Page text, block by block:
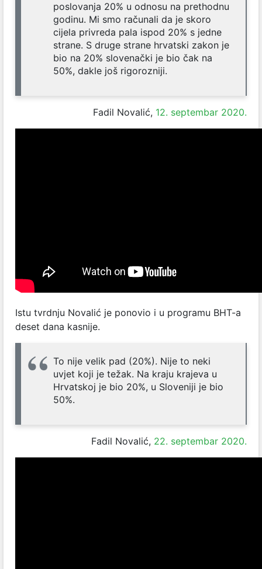
poslovanja 20% u odnosu na prethodnu
godinu. Mi smo računali da je skoro
cijela privreda pala ispod 20% s jedne
strane. S druge strane hrvatski zakon je
bio na 20% slovenački je bio čak na
50%, dakle još rigorozniji.
Fadil Novalić, 12. septembar 2020.
Istu tvrdnju Novalić je ponovio i u programu BHT-a
deset dana kasnije.
To nije velik pad (20%). Nije to neki
uvjet koji je težak. Na kraju krajeva u
Hrvatskoj je bio 20%, u Sloveniji je bio
50%.
Fadil Novalić, 22. septembar 2020.